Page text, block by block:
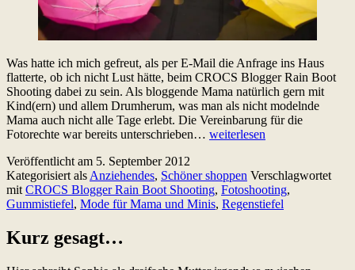
Was hatte ich mich gefreut, als per E-Mail die Anfrage ins Haus
flatterte, ob ich nicht Lust hätte, beim CROCS Blogger Rain Boot
Shooting dabei zu sein. Als bloggende Mama natürlich gern mit
Kind(ern) und allem Drumherum, was man als nicht modelnde
Mama auch nicht alle Tage erlebt. Die Vereinbarung für die
Fotorechte war bereits unterschrieben… Schön
gefallen
weiterlesen
Veröffentlicht am 5. September 2012
Kategorisiert alsAnziehendes, Schöner shoppen Verschlagwortet
mitCROCS Blogger Rain Boot Shooting, Fotoshooting,
Gummistiefel, Mode für Mama und Minis, Regenstiefel
Kurz gesagt…